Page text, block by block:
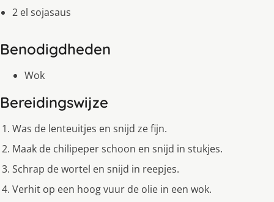
2 el sojasaus
Benodigdheden
Wok
Bereidingswijze
Was de lenteuitjes en snijd ze fijn.
Maak de chilipeper schoon en snijd in stukjes.
Schrap de wortel en snijd in reepjes.
Verhit op een hoog vuur de olie in een wok.